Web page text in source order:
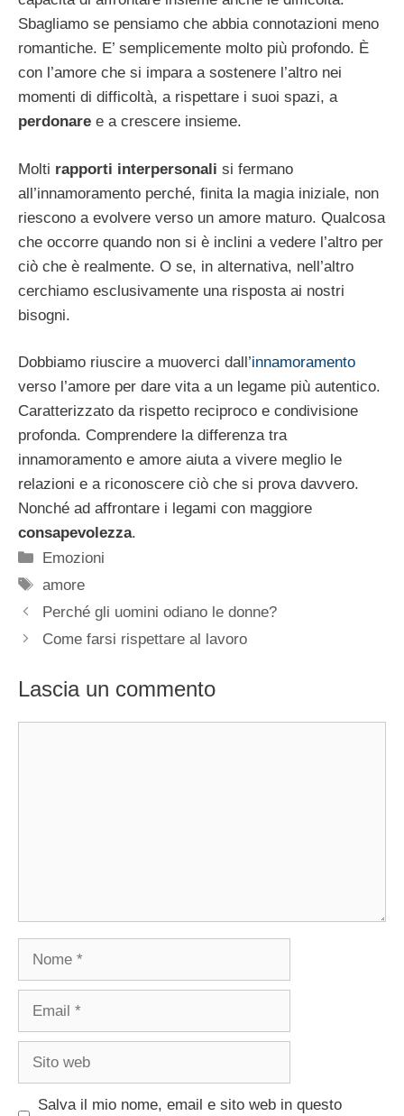
Sbagliamo se pensiamo che abbia connotazioni meno
romantiche. E’ semplicemente molto più profondo. È
con l’amore che si impara a sostenere l’altro nei
momenti di difficoltà, a rispettare i suoi spazi, a
perdonare e a crescere insieme.
Molti rapporti interpersonali si fermano
all’innamoramento perché, finita la magia iniziale, non
riescono a evolvere verso un amore maturo. Qualcosa
che occorre quando non si è inclini a vedere l’altro per
ciò che è realmente. O se, in alternativa, nell’altro
cerchiamo esclusivamente una risposta ai nostri
bisogni.
Dobbiamo riuscire a muoverci dall’innamoramento
verso l’amore per dare vita a un legame più autentico.
Caratterizzato da rispetto reciproco e condivisione
profonda. Comprendere la differenza tra
innamoramento e amore aiuta a vivere meglio le
relazioni e a riconoscere ciò che si prova davvero.
Nonché ad affrontare i legami con maggiore
consapevolezza.
Categorie
Emozioni
Tag
amore
Perché gli uomini odiano le donne?
Come farsi rispettare al lavoro
Lascia un commento
Salva il mio nome, email e sito web in questo